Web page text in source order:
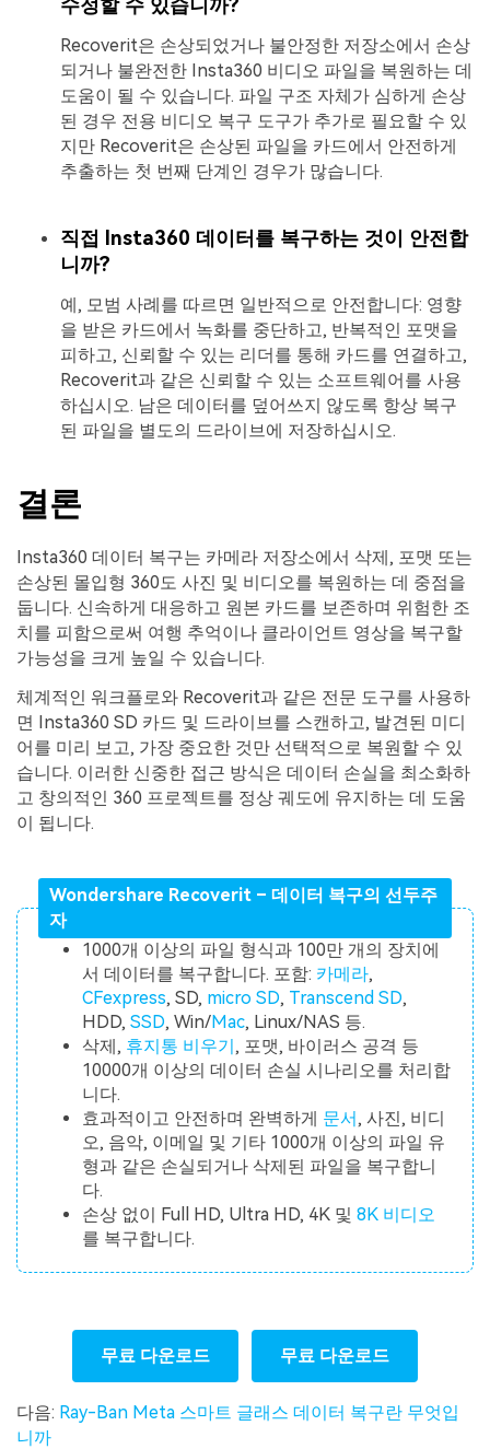
수정할 수 있습니까?
Recoverit은 손상되었거나 불안정한 저장소에서 손상
되거나 불완전한 Insta360 비디오 파일을 복원하는 데
도움이 될 수 있습니다. 파일 구조 자체가 심하게 손상
된 경우 전용 비디오 복구 도구가 추가로 필요할 수 있
지만 Recoverit은 손상된 파일을 카드에서 안전하게
추출하는 첫 번째 단계인 경우가 많습니다.
직접 Insta360 데이터를 복구하는 것이 안전합
니까?
예, 모범 사례를 따르면 일반적으로 안전합니다: 영향
을 받은 카드에서 녹화를 중단하고, 반복적인 포맷을
피하고, 신뢰할 수 있는 리더를 통해 카드를 연결하고,
Recoverit과 같은 신뢰할 수 있는 소프트웨어를 사용
하십시오. 남은 데이터를 덮어쓰지 않도록 항상 복구
된 파일을 별도의 드라이브에 저장하십시오.
결론
Insta360 데이터 복구는 카메라 저장소에서 삭제, 포맷 또는
손상된 몰입형 360도 사진 및 비디오를 복원하는 데 중점을
둡니다. 신속하게 대응하고 원본 카드를 보존하며 위험한 조
치를 피함으로써 여행 추억이나 클라이언트 영상을 복구할
가능성을 크게 높일 수 있습니다.
체계적인 워크플로와 Recoverit과 같은 전문 도구를 사용하
면 Insta360 SD 카드 및 드라이브를 스캔하고, 발견된 미디
어를 미리 보고, 가장 중요한 것만 선택적으로 복원할 수 있
습니다. 이러한 신중한 접근 방식은 데이터 손실을 최소화하
고 창의적인 360 프로젝트를 정상 궤도에 유지하는 데 도움
이 됩니다.
Wondershare Recoverit – 데이터 복구의 선두주
자
1000개 이상의 파일 형식과 100만 개의 장치에
서 데이터를 복구합니다. 포함: 카메라,
CFexpress, SD, micro SD, Transcend SD,
HDD,SSD, Win/Mac, Linux/NAS 등.
삭제, 휴지통 비우기, 포맷, 바이러스 공격 등
10000개 이상의 데이터 손실 시나리오를 처리합
니다.
효과적이고 안전하며 완벽하게 문서, 사진, 비디
오, 음악, 이메일 및 기타 1000개 이상의 파일 유
형과 같은 손실되거나 삭제된 파일을 복구합니
다.
손상 없이 Full HD, Ultra HD, 4K 및8K 비디오
를 복구합니다.
무료 다운로드 무료 다운로드
다음: Ray-Ban Meta 스마트 글래스 데이터 복구란 무엇입
니까